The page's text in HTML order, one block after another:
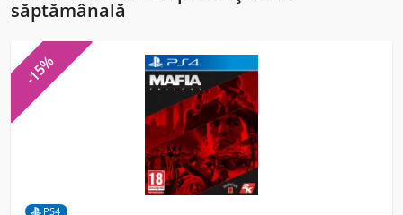
săptămânală
-15%
PS4